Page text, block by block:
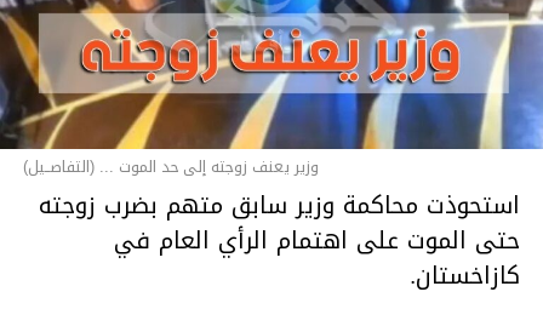
وزير يعنف زوجته إلى حد الموت ... (التفاصــيل)
استحوذت محاكمة وزير سابق متهم بضرب زوجته
حتى الموت على اهتمام الرأي العام في
كازاخستان.